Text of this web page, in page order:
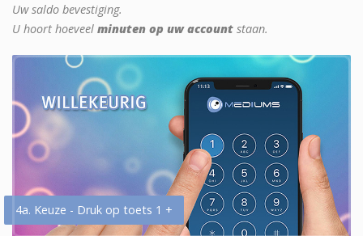
Uw saldo bevestiging.
U hoort hoeveel minuten op uw account staan.
4a. Keuze - Druk op toets 1 +